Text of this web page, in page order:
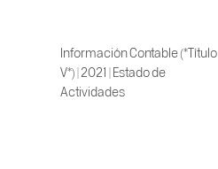
Información Contable (*Título
V*) | 2021 | Estado de
Actividades